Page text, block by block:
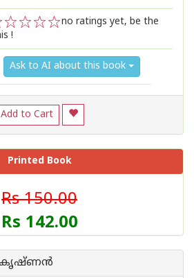
2
no ratings yet, be the
!
Ask to AI about this book
Add to Cart
Printed Book
Rs 150.00
Rs 142.00